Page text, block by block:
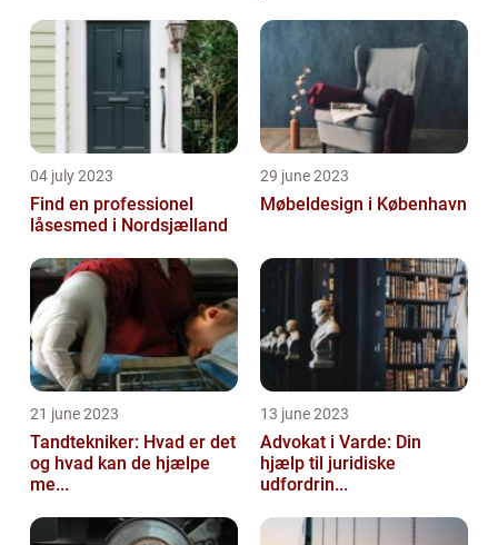
04 july 2023
Find en professionel
låsesmed i Nordsjælland
29 june 2023
Møbeldesign i København
21 june 2023
Tandtekniker: Hvad er det
og hvad kan de hjælpe
me...
13 june 2023
Advokat i Varde: Din
hjælp til juridiske
udfordrin...